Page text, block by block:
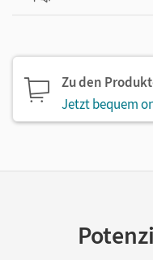
Zu den
Jetzt bequem